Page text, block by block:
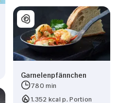
Garnelenpfännchen
780 min
1.352 kcal p. Portion